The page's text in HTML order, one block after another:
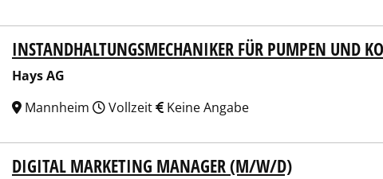
INSTANDHALTUNGSMECHANIKER FÜR PUMPEN UND
Hays AG
Mannheim
Vollzeit Keine Angabe
DIGITAL MARKETING MANAGER (M/W/D)